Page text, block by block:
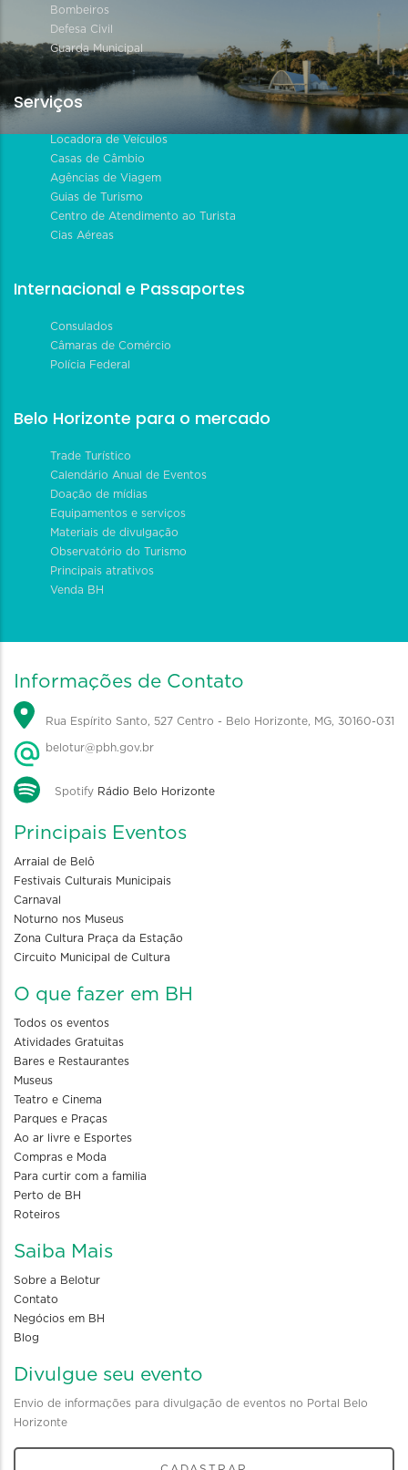
Bombeiros
Defesa Civil
Guarda Municipal
Serviços
Locadora de Veículos
Casas de Câmbio
Agências de Viagem
Guias de Turismo
Centro de Atendimento ao Turista
Cias Aéreas
Internacional e Passaportes
Consulados
Câmaras de Comércio
Polícia Federal
Belo Horizonte para o mercado
Trade Turístico
Calendário Anual de Eventos
Doação de mídias
Equipamentos e serviços
Materiais de divulgação
Observatório do Turismo
Principais atrativos
Venda BH
Informações de Contato
Rua Espírito Santo, 527 Centro - Belo Horizonte, MG, 30160-031
belotur@pbh.gov.br
Spotify Rádio Belo Horizonte
Principais Eventos
Arraial de Belô
Festivais Culturais Municipais
Carnaval
Noturno nos Museus
Zona Cultura Praça da Estação
Circuito Municipal de Cultura
O que fazer em BH
Todos os eventos
Atividades Gratuitas
Bares e Restaurantes
Museus
Teatro e Cinema
Parques e Praças
Ao ar livre e Esportes
Compras e Moda
Para curtir com a familia
Perto de BH
Roteiros
Saiba Mais
Sobre a Belotur
Contato
Negócios em BH
Blog
Divulgue seu evento
Envio de informações para divulgação de eventos no Portal Belo
Horizonte